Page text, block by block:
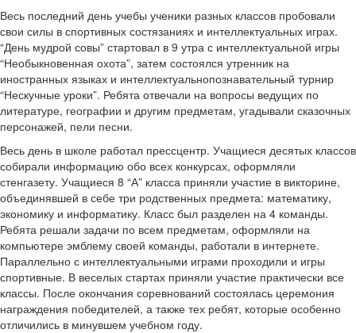
Весь последний день учебы ученики разных классов пробовали
свои силы в спортивных состязаниях и интеллектуальных играх.
“День мудрой совы” стартовал в 9 утра с интеллектуальной игры
“Необыкновенная охота”, затем состоялся утренник на
иностранных языках и интеллектуально­познавательный турнир
“Нескучные уроки”. Ребята отвечали на вопросы ведущих по
литературе, географии и другим предметам, угадывали сказочных
персонажей, пели песни.
Весь день в школе работал пресс­центр. Учащиеся десятых классов
собирали информацию обо всех конкурсах, оформляли
стенгазету. Учащиеся 8 “А” класса приняли участие в викторине,
объединявшей в себе три родственных предмета: математику,
экономику и информатику. Класс был разделен на 4 команды.
Ребята решали задачи по всем предметам, оформляли на
компьютере эмблему своей команды, работали в интернете.
Параллельно с интеллектуальными играми проходили и игры
спортивные. В веселых стартах приняли участие практически все
классы. После окончания соревнований состоялась церемония
награждения победителей, а также тех ребят, которые особенно
отличились в минувшем учебном году.